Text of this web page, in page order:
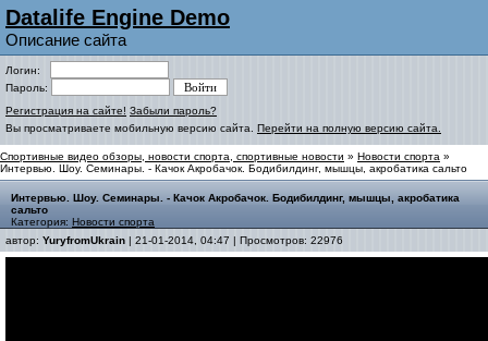
Datalife Engine Demo
Описание сайта
Логин:
Пароль:
Регистрация на сайте! Забыли пароль?
Вы просматриваете мобильную версию сайта. Перейти на полную версию сайта.
Спортивные видео обзоры, новости спорта, спортивные новости » Новости спорта »
Интервью. Шоу. Семинары. - Качок Акробачок. Бодибилдинг, мышцы, акробатика сальто
Интервью. Шоу. Семинары. - Качок Акробачок. Бодибилдинг, мышцы, акробатика
сальто
Категория: Новости спорта
автор: YuryfromUkrain | 21-01-2014, 04:47 | Просмотров: 22976